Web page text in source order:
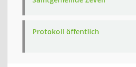
Protokoll öffentlich